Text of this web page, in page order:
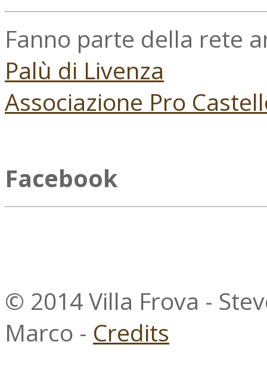
Fanno parte della rete
Palù di Livenza
Associazione Pro
Facebook
© 2014 Villa Frova -
Marco - Credits